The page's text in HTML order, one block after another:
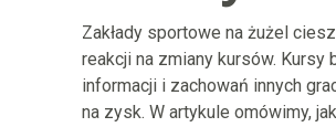
Zakłady sportowe na żużel
reakcji na zmiany kursów.
informacji i zachowań innych
na zysk. W artykule omówimy,